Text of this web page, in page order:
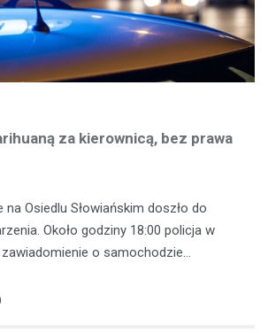
za kierownicą, bez prawa
na Osiedlu Słowiańskim doszło do
Około godziny 18:00 policja w
o samochodzie…